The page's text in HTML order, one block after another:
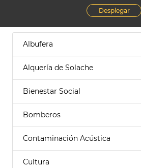
Desplegar
Albufera
Alquería de Solache
Bienestar Social
Bomberos
Contaminación Acústica
Cultura